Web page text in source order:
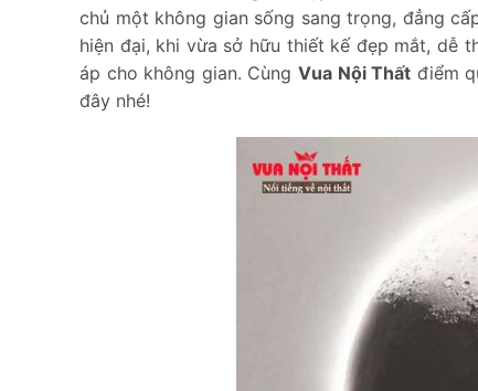
chủ một không gian sống sang trọng, đẳng
hiện đại, khi vừa sở hữu thiết kế đẹp mắt, dễ
áp cho không gian. CùngVua Nội Thất điểm
đây nhé!